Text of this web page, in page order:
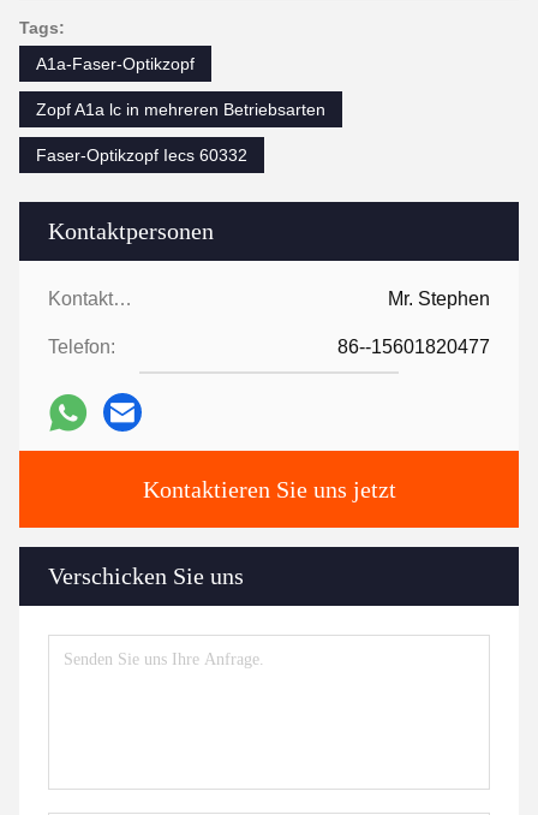
Kontaktpersonen
Kontaktpersonen: Mr. Stephen
Telefon: 86--15601820477
Kontaktieren Sie uns jetzt
Verschicken Sie uns
Tags:
A1a-Faser-Optikzopf
Zopf A1a lc in mehreren Betriebsarten
Faser-Optikzopf Iecs 60332